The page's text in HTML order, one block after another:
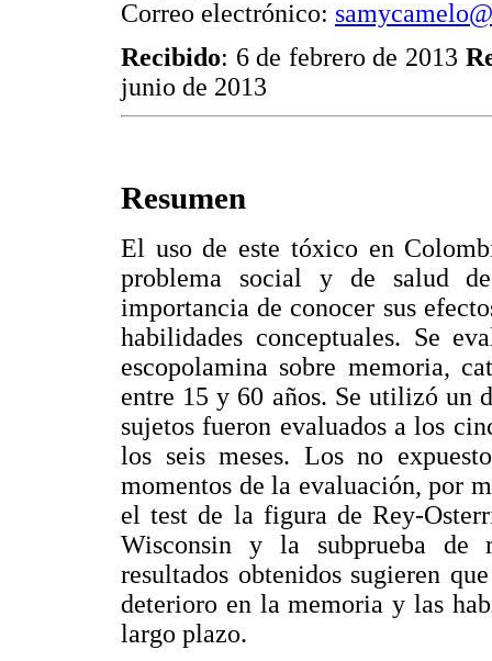
Correo electrónico:
Recibido: 6 de febrero de 2013
junio de 2013
Resumen
El uso de este tóxico en
problema social y de salud
importancia de conocer sus
habilidades conceptuales. Se
escopolamina sobre memoria,
entre 15 y 60 años. Se utilizó un
sujetos fueron evaluados a los
los seis meses. Los no
momentos de la evaluación, por
el test de la figura de Rey-
Wisconsin y la subprueba de
resultados obtenidos sugieren
deterioro en la memoria y las
largo plazo.